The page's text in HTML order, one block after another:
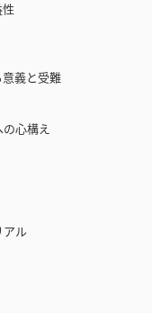
義と受難
心構え
ル